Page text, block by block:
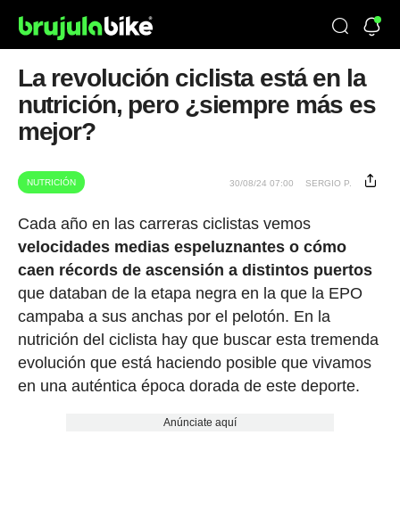
La revolución ciclista está en la
nutrición, pero ¿siempre más es
mejor?
NUTRICIÓN 30/08/24 07:00 SERGIO P.
Cada año en las carreras ciclistas vemos
velocidades medias espeluznantes o cómo
caen récords de ascensión a distintos puertos
que databan de la etapa negra en la que la EPO
campaba a sus anchas por el pelotón. En la
nutrición del ciclista hay que buscar esta tremenda
evolución que está haciendo posible que vivamos
en una auténtica época dorada de este deporte.
Anúnciate aquí